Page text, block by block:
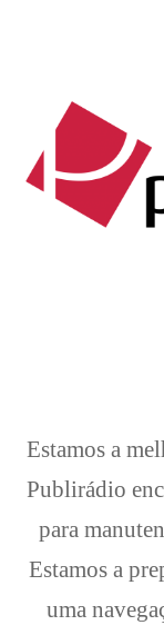
Estamos a
Publirádio
para
Estamos a
uma